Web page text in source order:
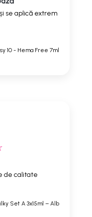
se aplică extrem
10 - Hema Free 7ml
de calitate
Set A 3x15ml – Alb